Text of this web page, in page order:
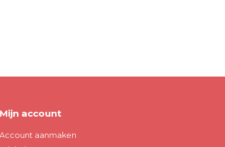
Mijn account
Account aanmaken